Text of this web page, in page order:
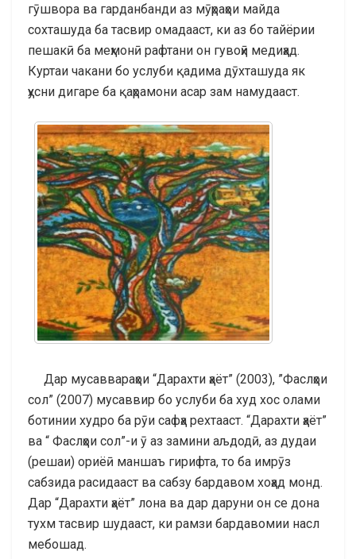
гӯшвора ва гарданбанди аз мӯҳраҳои майда
сохташуда ба тасвир омадааст, ки аз бо тайёрии
пешакӣ ба меҳмонӣ рафтани он гувоҳӣ медиҳад.
Куртаи чакани бо услуби қадима дӯхташуда як
ҳусни дигаре ба қаҳрамони асар зам намудааст.
Дар мусаввараҳои “Дарахти ҳаёт” (2003), ”Фаслҳои
сол” (2007) мусаввир бо услуби ба худ хос олами
ботинии худро ба рӯи сафҳа рехтааст. “Дарахти ҳаёт”
ва “ Фаслҳои сол”-и ӯ аз замини аљдодӣ, аз дудаи
(решаи) ориёӣ маншаъ гирифта, то ба имрӯз
сабзида расидааст ва сабзу бардавом хоҳад монд.
Дар “Дарахти ҳаёт” лона ва дар даруни он се дона
тухм тасвир шудааст, ки рамзи бардавомии насл
мебошад.